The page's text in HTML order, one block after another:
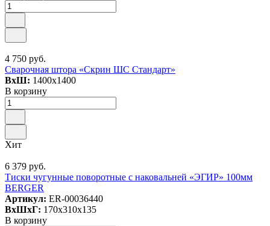
4 750 руб.
Сварочная штора «Скрин ШС Стандарт»
ВxШ: 1400x1400
В корзину
Хит
6 379 руб.
Тиски чугунные поворотные с наковальней «ЭГИР» 100мм
BERGER
Артикул: ER-00036440
ВxШxГ: 170x310x135
В корзину